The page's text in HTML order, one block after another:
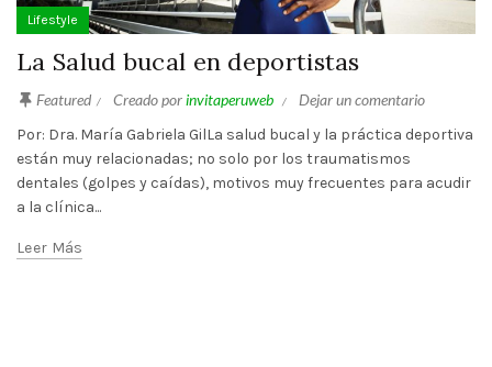
Lifestyle
La Salud bucal en deportistas
Featured Creado porinvitaperuweb
Dejar un comentario
Por: Dra. María Gabriela GilLa salud bucal y la práctica deportiva
están muy relacionadas; no solo por los traumatismos
dentales (golpes y caídas), motivos muy frecuentes para acudir
a la clínica...
Leer Más